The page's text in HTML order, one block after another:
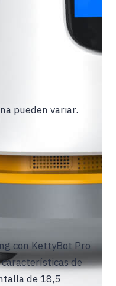
pueden variar.
con KettyBot Pro
de
de 18,5